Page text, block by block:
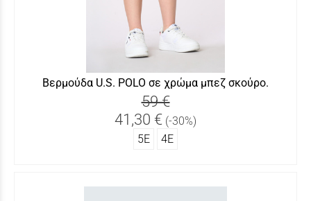
Βερμούδα U.S. POLO σε χρώμα μπεζ σκούρο.
59 €
41,30 € (-30%)
5Ε
4Ε